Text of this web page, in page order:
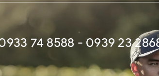
74 8588 - 0939 23